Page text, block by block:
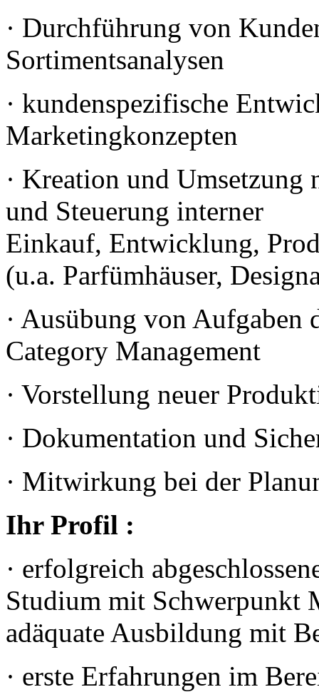
· Durchführung von
Sortimentsanalysen
· kundenspezifische
Marketingkonzepten
· Kreation und
und
Einkauf, Entwicklung,
(u.a. Parfümhäuser,
· Ausübung von Aufgaben
Category Management
· Vorstellung neuer
· Dokumentation und
· Mitwirkung bei der
Ihr Profil :
· erfolgreich
Studium mit
adäquate Ausbildung mit
· erste Erfahrungen im